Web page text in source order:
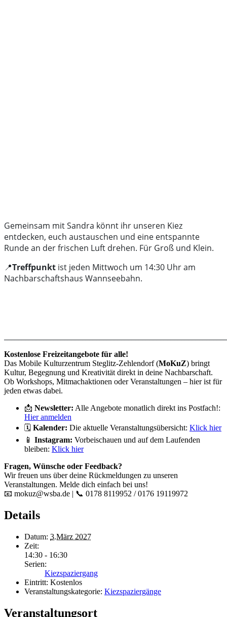
Gemeinsam mit Sandra könnt ihr unseren Kiez
entdecken, euch austauschen und eine entspannte
Runde an der frischen Luft drehen. Für Groß und Klein.
📍Treffpunkt ist jeden Mittwoch um 14:30 Uhr am
Nachbarschaftshaus Wannseebahn.
Kostenlose Freizeitangebote für alle!
Das Mobile Kulturzentrum Steglitz-Zehlendorf (MoKuZ) bringt
Kultur, Begegnung und Kreativität direkt in deine Nachbarschaft.
Ob Workshops, Mitmachaktionen oder Veranstaltungen – hier ist für
jeden etwas dabei.
📩 Newsletter: Alle Angebote monatlich direkt ins Postfach!:
Hier anmelden
🗓️ Kalender: Die aktuelle Veranstaltungsübersicht: Klick hier
📱 Instagram: Vorbeischauen und auf dem Laufenden
bleiben: Klick hier
Fragen, Wünsche oder Feedback?
Wir freuen uns über deine Rückmeldungen zu unseren
Veranstaltungen. Melde dich einfach bei uns!
📧 mokuz@wsba.de | 📞 0178 8119952 / 0176 19119972
Details
Datum: 3.März 2027
Zeit:
14:30 - 16:30
Serien:
Kiezspaziergang
Eintritt: Kostenlos
Veranstaltungskategorie: Kiezspaziergänge
Veranstaltungsort